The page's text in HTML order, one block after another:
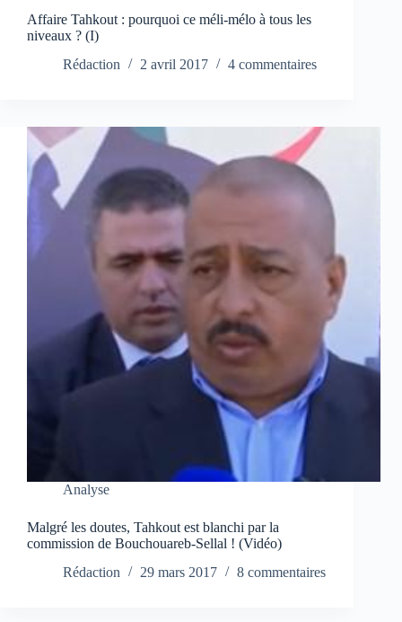
Affaire Tahkout : pourquoi ce méli-mélo à tous les
niveaux ? (I)
Rédaction
2 avril 2017 4 commentaires
Analyse
Malgré les doutes, Tahkout est blanchi par la
commission de Bouchouareb-Sellal ! (Vidéo)
Rédaction
29 mars 2017 8 commentaires